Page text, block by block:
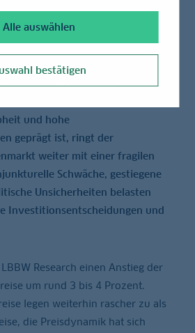
nötig
bleibt zweigeteilt:
und hohe
geprägt ist, ringt der
weiter mit einer fragilen
Schwäche, gestiegene
Unsicherheiten belasten
Investitionsentscheidungen und
Research einen Anstieg der
um rund 3 bis 4 Prozent.
legen weiterhin rascher zu als
die Preisdynamik hat sich
Alle auswählen
bestätigen